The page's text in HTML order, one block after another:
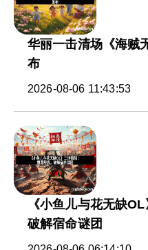
华丽一击清场《海贼
布
2026-08-06 11:43:53
《小鱼儿与花无缺
破解宿命谜团